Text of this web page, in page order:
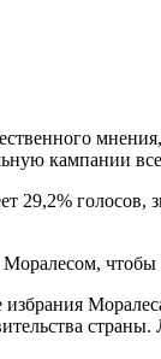
кампании
голосов,
чтобы